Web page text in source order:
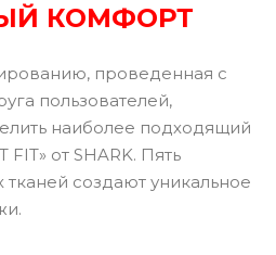
КОМФОРТ
проведенная с
пользователей,
наиболее подходящий
FIT» от SHARK. Пять
создают уникальное